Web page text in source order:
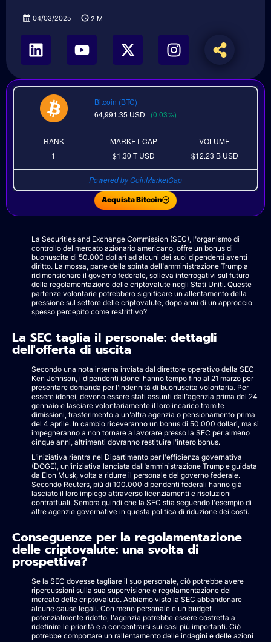
04/03/2025 2 M
Bitcoin (BTC)
64,991.35 USD (0.03%)
RANK
1
MARKET CAP
$1.30 TUSD
VOLUME
$12.23 B USD
Powered by CoinMarketCap
Acquista Bitcoin
La Securities and Exchange Commission (SEC), l'organismo di
controllo del mercato azionario americano, offre un bonus di
buonuscita di 50.000 dollari ad alcuni dei suoi dipendenti aventi
diritto. La mossa, parte della spinta dell'amministrazione Trump a
ridimensionare il governo federale, solleva interrogativi sul futuro
della regolamentazione delle criptovalute negli Stati Uniti. Queste
partenze volontarie potrebbero significare un allentamento della
pressione sul settore delle criptovalute, dopo anni di un approccio
spesso percepito come restrittivo?
La SEC taglia il personale: dettagli
dell'offerta di uscita
Secondo una nota interna inviata dal direttore operativo della SEC
Ken Johnson, i dipendenti idonei hanno tempo fino al 21 marzo per
presentare domanda per l'indennità di buonuscita volontaria. Per
essere idonei, devono essere stati assunti dall'agenzia prima del 24
gennaio e lasciare volontariamente il loro incarico tramite
dimissioni, trasferimento a un'altra agenzia o pensionamento prima
del 4 aprile. In cambio riceveranno un bonus di 50.000 dollari, ma si
impegneranno a non tornare a lavorare presso la SEC per almeno
cinque anni, altrimenti dovranno restituire l'intero bonus.
L'iniziativa rientra nel Dipartimento per l'efficienza governativa
(DOGE), un'iniziativa lanciata dall'amministrazione Trump e guidata
da Elon Musk, volta a ridurre il personale del governo federale.
Secondo Reuters, più di 100.000 dipendenti federali hanno già
lasciato il loro impiego attraverso licenziamenti e risoluzioni
contrattuali. Sembra quindi che la SEC stia seguendo l'esempio di
altre agenzie governative in questa politica di riduzione dei costi.
Conseguenze per la regolamentazione
delle criptovalute: una svolta di
prospettiva?
Se la SEC dovesse tagliare il suo personale, ciò potrebbe avere
ripercussioni sulla sua supervisione e regolamentazione del
mercato delle criptovalute. Abbiamo visto la SEC abbandonare
alcune cause legali. Con meno personale e un budget
potenzialmente ridotto, l'agenzia potrebbe essere costretta a
ridefinire le priorità e a concentrarsi sui casi più importanti. Ciò
potrebbe comportare un rallentamento delle indagini e delle azioni